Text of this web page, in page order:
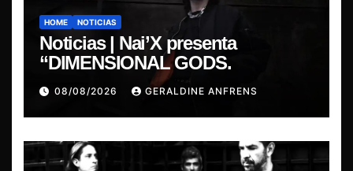
HOME NOTICIAS
Noticias | Nai’X presenta
“DIMENSIONAL GODS.
08/08/2026 GERALDINE ANFRENS